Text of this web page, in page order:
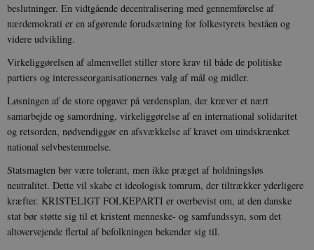
beslutninger. En vidtgående decentralisering med gennemførelse af
nærdemokrati er en afgørende forudsætning for folkestyrets beståen og
videre udvikling.
Virkeliggørelsen af almenvellet stiller store krav til både de politiske
partiers og interesseorganisationernes valg af mål og midler.
Løsningen af de store opgaver på verdensplan, der kræver et nært
samarbejde og samordning, virkeliggørelse af en international solidaritet
og retsorden, nødvendiggør en afsvækkelse af kravet om uindskrænket
national selvbestemmelse.
Statsmagten bør være tolerant, men ikke præget af holdningsløs
neutralitet. Dette vil skabe et ideologisk tomrum, der tiltrækker yderligere
kræfter. KRISTELIGT FOLKEPARTI er overbevist om, at den danske
stat bør støtte sig til et kristent menneske- og samfundssyn, som det
altovervejende flertal af befolkningen bekender sig til.